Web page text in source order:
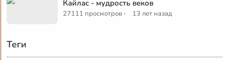
Кайлас - мудрость веков
27111 просмотров · 13 лет назад
Теги